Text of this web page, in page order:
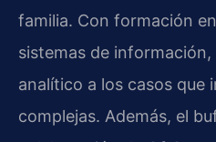
familia. Con formación
sistemas de
analítico a los casos que
complejas. Además, el